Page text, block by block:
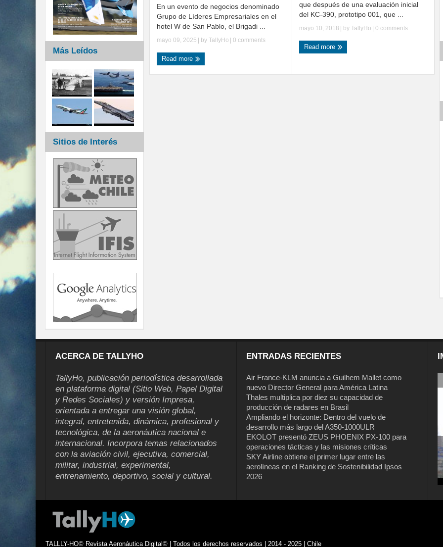
En un evento de negocios denominado
Grupo de Líderes Empresariales en el
hotel W de San Pablo, el Brigadi ...
mayo 09, 2025 | by TallyHo 0 comments
Read more
que después de una evaluación inicial
del KC-390, prototipo 001, que ...
mayo 10, 2018 | by TallyHo 0 comments
Read more
Más Leídos
Sitios de Interés
ACERCA DE TALLYHO
TallyHo, publicación periodística desarrollada
en plataforma digital (Sitio Web, Papel Digital
y Redes Sociales) y versión Impresa,
orientada a entregar una visión global,
integral, entretenida, dinámica, profesional y
tecnológica, de la aeronáutica nacional e
internacional. Incorpora temas relacionados
con la aviación civil, ejecutiva, comercial,
militar, industrial, experimental,
entrenamiento, deportivo, social y cultural.
ENTRADAS RECIENTES
Air France-KLM anuncia a Guilhem Mallet como
nuevo Director General para América Latina
Thales multiplica por diez su capacidad de
producción de radares en Brasil
Ampliando el horizonte: Dentro del vuelo de
desarrollo más largo del A350-1000ULR
EKOLOT presentó ZEUS PHOENIX PX-100 para
operaciones tácticas y las misiones críticas
SKY Airline obtiene el primer lugar entre las
aerolíneas en el Ranking de Sostenibilidad Ipsos
2026
Air France-KLM anuncia a Guilhem
Mallet como nuevo Director General
para América Latina
TALLLY-HO© Revista Aeronáutica Digital© | Todos los derechos reservados | 2014 - 2025 | Chile